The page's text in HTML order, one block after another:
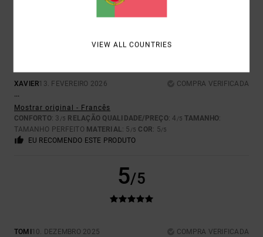
XAVIER13. FEVEREIRO 2026
COMPRA VERIFICADA
...
Mostrar original - Francês
CONFORTO: 3 /5 RELAÇÃO QUALIDADE/PREÇO: 4 /5 TAMANHO:
TAMANHO PERFEITO MATERIAL: 5 /5 COR: 5/5
EU RECOMENDO ESTE PRODUTO
5/5
TOMI 10. DEZEMBRO 2025
COMPRA VERIFICADA
VIEW ALL COUNTRIES